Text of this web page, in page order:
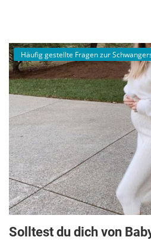
German
Häufig gestellte Fragen zur
Solltest du dich von